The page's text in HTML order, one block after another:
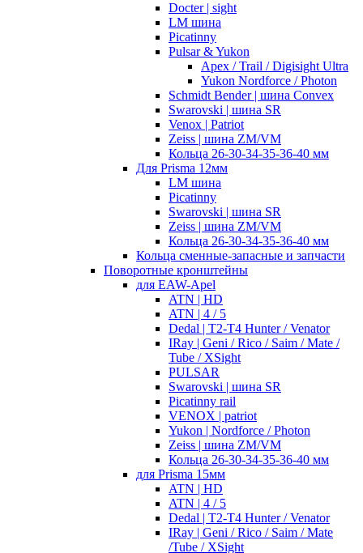
Docter | sight
LM шина
Picatinny
Pulsar & Yukon
Apex / Trail / Digisight Ultra
Yukon Nordforce / Photon
Schmidt Bender | шина Convex
Swarovski | шина SR
Venox | Patriot
Zeiss | шина ZM/VM
Кольца 26-30-34-35-36-40 мм
Для Prisma 12мм
LM шина
Picatinny
Swarovski | шина SR
Zeiss | шина ZM/VM
Кольца 26-30-34-35-36-40 мм
Кольца сменные-запасные и запчасти
Поворотные кронштейны
для EAW-Apel
ATN | HD
ATN | 4 / 5
Dedal | T2-T4 Hunter / Venator
IRay | Geni / Rico / Saim / Mate /
Tube / XSight
PULSAR
Swarovski | шина SR
Picatinny rail
VENOX | patriot
Yukon | Nordforce / Photon
Zeiss | шина ZM/VM
Кольца 26-30-34-35-36-40 мм
для Prisma 15мм
ATN | HD
ATN | 4 / 5
Dedal | T2-T4 Hunter / Venator
IRay | Geni / Rico / Saim / Mate
/Tube / XSight